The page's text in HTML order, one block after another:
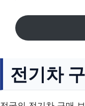
전기차